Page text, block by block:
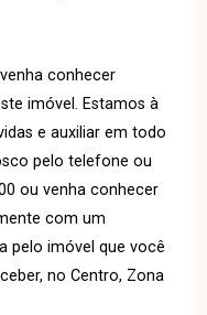
conhecer
imóvel. Estamos à
e auxiliar em todo
pelo telefone ou
ou venha conhecer
com um
pelo imóvel que você
no Centro, Zona